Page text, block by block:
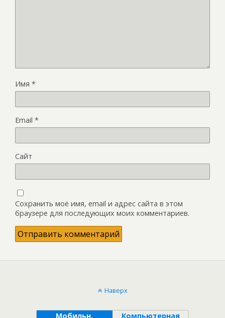
Имя *
Email *
Сайт
Сохранить моё имя, email и адрес сайта в этом
браузере для последующих моих комментариев.
Наверх
Мобильн. Компьютерная